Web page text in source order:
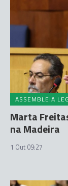
ASSEMBLEIA
Marta
na Madeira
1 Out 09:27